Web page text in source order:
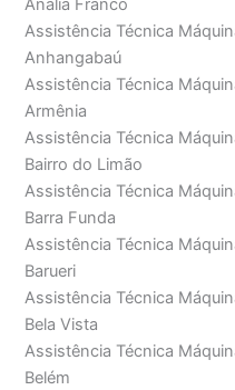
Anália Franco
Assistência Técnica
Anhangabaú
Assistência Técnica
Armênia
Assistência Técnica
Bairro do Limão
Assistência Técnica
Barra Funda
Assistência Técnica
Barueri
Assistência Técnica
Bela Vista
Assistência Técnica
Belém